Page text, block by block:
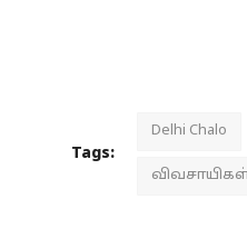
Tags:
Delhi Chalo